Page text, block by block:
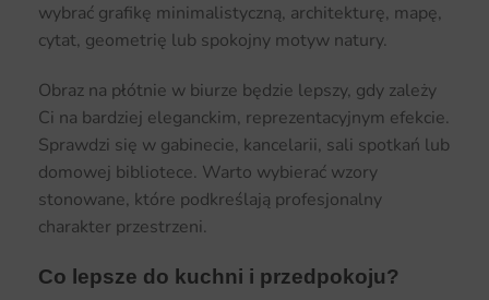
wybrać grafikę minimalistyczną, architekturę, mapę,
cytat, geometrię lub spokojny motyw natury.
Obraz na płótnie w biurze będzie lepszy, gdy zależy
Ci na bardziej eleganckim, reprezentacyjnym efekcie.
Sprawdzi się w gabinecie, kancelarii, sali spotkań lub
domowej bibliotece. Warto wybierać wzory
stonowane, które podkreślają profesjonalny
charakter przestrzeni.
Co lepsze do kuchni i przedpokoju?